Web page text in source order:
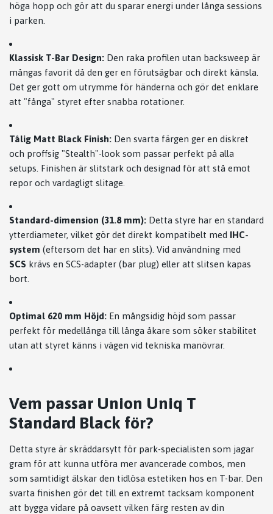
höga hopp och gör att du sparar energi under långa sessions
i parken.
Klassisk T-Bar Design: Den raka profilen utan backsweep är
mångas favorit då den ger en förutsägbar och direkt känsla.
Det ger gott om utrymme för händerna och gör det enklare
att "fånga" styret efter snabba rotationer.
Tålig Matt Black Finish: Den svarta färgen ger en diskret
och proffsig "Stealth"-look som passar perfekt på alla
setups. Finishen är slitstark och designad för att stå emot
repor och vardagligt slitage.
Standard-dimension (31.8 mm): Detta styre har en standard
ytterdiameter, vilket gör det direkt kompatibelt med IHC-
system (eftersom det har en slits). Vid användning med
SCS krävs en SCS-adapter (bar plug) eller att slitsen kapas
bort.
Optimal 620 mm Höjd: En mångsidig höjd som passar
perfekt för medellånga till långa åkare som söker stabilitet
utan att styret känns i vägen vid tekniska manövrar.
Vem passar Union Uniq T
Standard Black för?
Detta styre är skräddarsytt för park-specialisten som jagar
gram för att kunna utföra mer avancerade combos, men
som samtidigt älskar den tidlösa estetiken hos en T-bar. Den
svarta finishen gör det till en extremt tacksam komponent
att bygga vidare på oavsett vilken färg resten av din